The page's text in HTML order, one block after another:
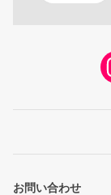
お問い合わせ